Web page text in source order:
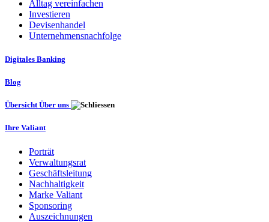
Alltag vereinfachen
Investieren
Devisenhandel
Unternehmensnachfolge
Digitales Banking
Blog
Übersicht Über uns
Ihre Valiant
Porträt
Verwaltungsrat
Geschäftsleitung
Nachhaltigkeit
Marke Valiant
Sponsoring
Auszeichnungen